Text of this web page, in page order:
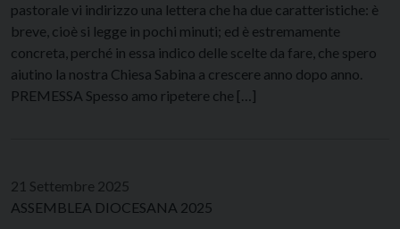
pastorale vi indirizzo una lettera che ha due caratteristiche: è
breve, cioè si legge in pochi minuti; ed è estremamente
concreta, perché in essa indico delle scelte da fare, che spero
aiutino la nostra Chiesa Sabina a crescere anno dopo anno.
PREMESSA Spesso amo ripetere che […]
21 Settembre 2025
ASSEMBLEA DIOCESANA 2025